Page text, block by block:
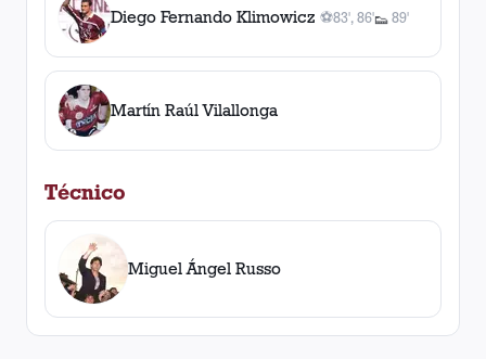
Diego Fernando Klimowicz ⚽
2goles, 83', 86'
83', 86'👟
1asistencia
89'
Martín Raúl Vilallonga
Técnico
Miguel Ángel Russo